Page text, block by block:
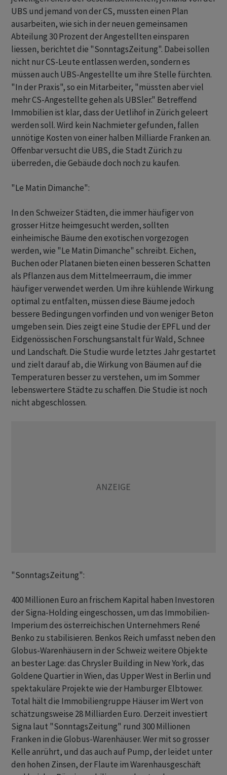
UBS und jemand von der CS, mussten einen Plan
ausarbeiten, wie sich in der neuen gemeinsamen
Abteilung 30 Prozent der Angestellten einsparen
liessen, berichtet die "SonntagsZeitung". Dabei sollen
nicht nur CS-Leute entlassen werden, sondern es
müssen auch UBS-Angestellte um ihre Stelle fürchten.
"In der Praxis", so ein Mitarbeiter, "müssten aber viel
mehr CS-Angestellte gehen als UBSler." Betreffend
Immobilien ist klar, dass der Uetlihof in Zürich geleert
werden soll. Wird kein Nachmieter gefunden, fallen
unnötige Kosten von einer halben Milliarde Franken an.
Offenbar versucht die UBS, die Stadt Zürich zu
überreden, die Gebäude doch noch zu kaufen.
"Le Matin Dimanche":
In den Schweizer Städten, die immer häufiger von
grosser Hitze heimgesucht werden, sollten
einheimische Bäume den exotischen vorgezogen
werden, wie "Le Matin Dimanche" schreibt. Eichen,
Buchen oder Platanen bieten einen besseren Schatten
als Pflanzen aus dem Mittelmeerraum, die immer
häufiger verwendet werden. Um ihre kühlende Wirkung
optimal zu entfalten, müssen diese Bäume jedoch
bessere Bedingungen vorfinden und von weniger Beton
umgeben sein. Dies zeigt eine Studie der EPFL und der
Eidgenössischen Forschungsanstalt für Wald, Schnee
und Landschaft. Die Studie wurde letztes Jahr gestartet
und zielt darauf ab, die Wirkung von Bäumen auf die
Temperaturen besser zu verstehen, um im Sommer
lebenswertere Städte zu schaffen. Die Studie ist noch
nicht abgeschlossen.
"SonntagsZeitung":
400 Millionen Euro an frischem Kapital haben Investoren
der Signa-Holding eingeschossen, um das Immobilien-
Imperium des österreichischen Unternehmers René
Benko zu stabilisieren. Benkos Reich umfasst neben den
Globus-Warenhäusern in der Schweiz weitere Objekte
an bester Lage: das Chrysler Building in New York, das
Goldene Quartier in Wien, das Upper West in Berlin und
spektakuläre Projekte wie der Hamburger Elbtower.
Total hält die Immobiliengruppe Häuser im Wert von
schätzungsweise 28 Milliarden Euro. Derzeit investiert
Signa laut "SonntagsZeitung" rund 300 Millionen
Franken in die Globus-Warenhäuser. Wer mit so grosser
Kelle anrührt, und das auch auf Pump, der leidet unter
den hohen Zinsen, der Flaute im Warenhausgeschäft